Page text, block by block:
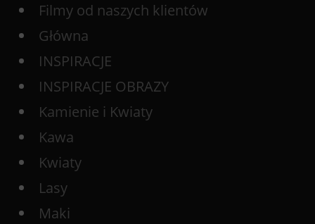
Filmy od naszych klientów
Główna
INSPIRACJE
INSPIRACJE OBRAZY
Kamienie i Kwiaty
Kawa
Kwiaty
Lasy
Maki